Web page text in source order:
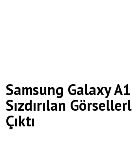
Samsung Galaxy
Sızdırılan
Çıktı